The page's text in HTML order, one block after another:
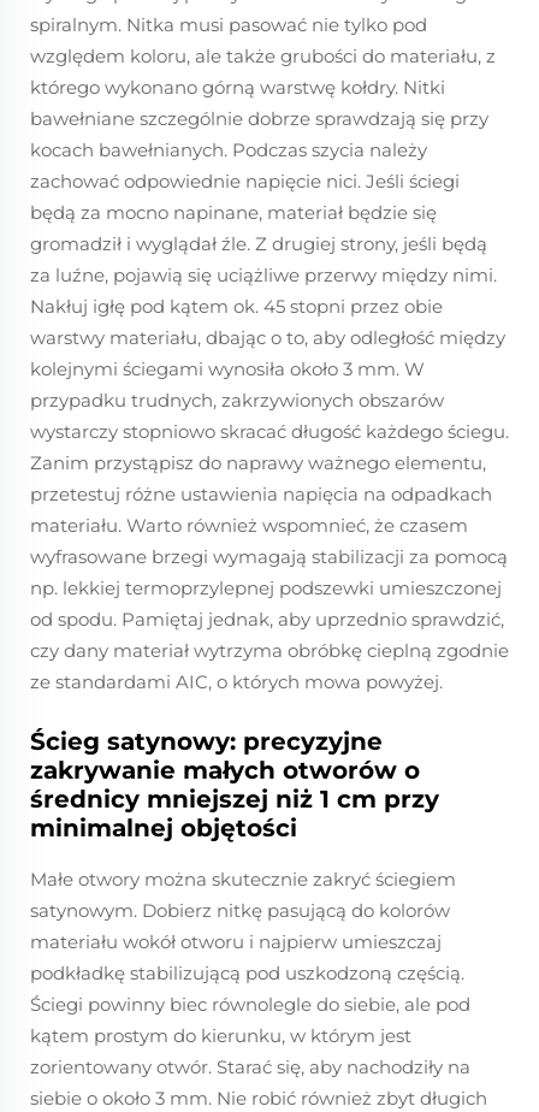
spiralnym. Nitka musi pasować nie tylko pod
względem koloru, ale także grubości do materiału, z
którego wykonano górną warstwę kołdry. Nitki
bawełniane szczególnie dobrze sprawdzają się przy
kocach bawełnianych. Podczas szycia należy
zachować odpowiednie napięcie nici. Jeśli ściegi
będą za mocno napinane, materiał będzie się
gromadził i wyglądał źle. Z drugiej strony, jeśli będą
za luźne, pojawią się uciążliwe przerwy między nimi.
Nakłuj igłę pod kątem ok. 45 stopni przez obie
warstwy materiału, dbając o to, aby odległość między
kolejnymi ściegami wynosiła około 3 mm. W
przypadku trudnych, zakrzywionych obszarów
wystarczy stopniowo skracać długość każdego ściegu.
Zanim przystąpisz do naprawy ważnego elementu,
przetestuj różne ustawienia napięcia na odpadkach
materiału. Warto również wspomnieć, że czasem
wyfrasowane brzegi wymagają stabilizacji za pomocą
np. lekkiej termoprzylepnej podszewki umieszczonej
od spodu. Pamiętaj jednak, aby uprzednio sprawdzić,
czy dany materiał wytrzyma obróbkę cieplną zgodnie
ze standardami AIC, o których mowa powyżej.
Ścieg satynowy: precyzyjne
zakrywanie małych otworów o
średnicy mniejszej niż 1 cm przy
minimalnej objętości
Małe otwory można skutecznie zakryć ściegiem
satynowym. Dobierz nitkę pasującą do kolorów
materiału wokół otworu i najpierw umieszczaj
podkładkę stabilizującą pod uszkodzoną częścią.
Ściegi powinny biec równolegle do siebie, ale pod
kątem prostym do kierunku, w którym jest
zorientowany otwór. Starać się, aby nachodziły na
siebie o około 3 mm. Nie robić również zbyt długich